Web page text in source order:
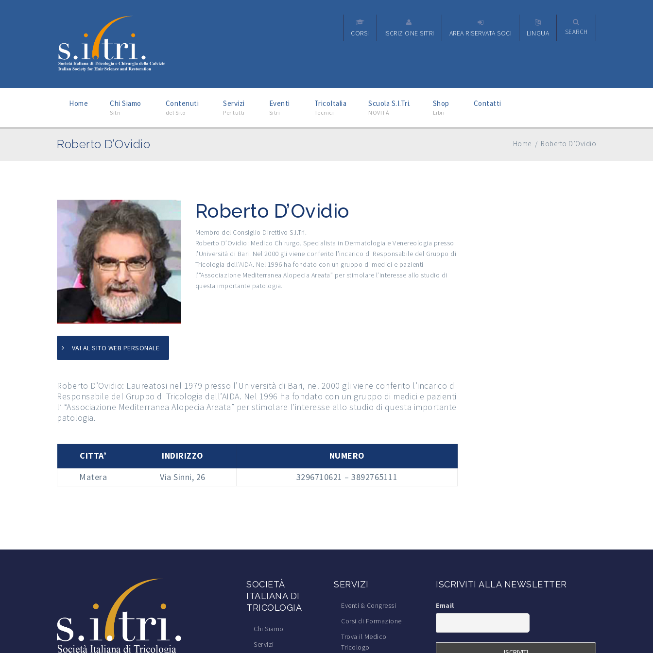
CORSI ISCRIZIONE SITRI AREA RISERVATA SOCI LINGUA SEARCH
Home Chi Siamo
Sitri
Contenuti
del Sito
Servizi
Per tutti
Eventi
Sitri
TricoItalia
Tecnici
Scuola S.I.Tri.
NOVITÀ
Shop
Libri
Contatti
Roberto D’Ovidio Home / Roberto D’Ovidio
Roberto D’Ovidio
Membro del Consiglio Direttivo S.I.Tri.
Roberto D’Ovidio: Medico Chirurgo. Specialista in Dermatologia e Venereologia presso
l’Università di Bari. Nel 2000 gli viene conferito l’incarico di Responsabile del Gruppo di
Tricologia dell’AIDA. Nel 1996 ha fondato con un gruppo di medici e pazienti
l’“Associazione Mediterranea Alopecia Areata” per stimolare l’interesse allo studio di
questa importante patologia.
VAI AL SITO WEB PERSONALE
Roberto D’Ovidio: Laureatosi nel 1979 presso l’Università di Bari, nel 2000 gli viene conferito l’incarico di
Responsabile del Gruppo di Tricologia dell’AIDA. Nel 1996 ha fondato con un gruppo di medici e pazienti
l’ “Associazione Mediterranea Alopecia Areata” per stimolare l’interesse allo studio di questa importante
patologia.
CITTA’ INDIRIZZO
NUMERO
Matera
Via Sinni, 26 3296710621 – 3892765111
SOCIETÀ
ITALIANA DI
TRICOLOGIA
Chi Siamo
Servizi
SERVIZI
Eventi & Congressi
Corsi di Formazione
Trova il Medico
Tricologo
ISCRIVITI ALLA NEWSLETTER
Email